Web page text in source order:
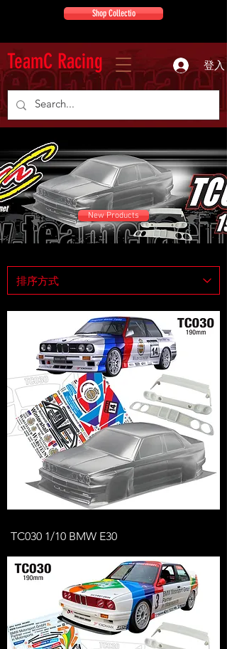
TeamC Racing 登入
Shop Collectio
New Products
TC030 1/10 BMW E30